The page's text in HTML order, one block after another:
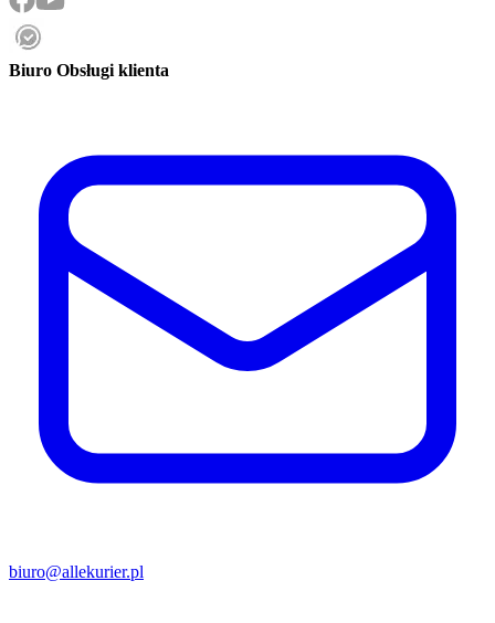
Biuro Obsługi klienta
biuro@allekurier.pl